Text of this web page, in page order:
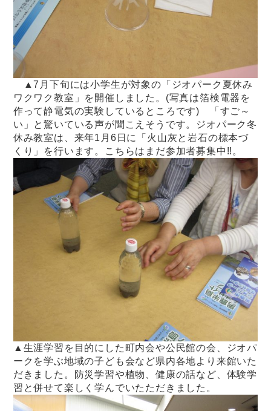
▲7月下旬には小学生が対象の「ジオパーク夏休み
ワクワク教室」を開催しました。(写真は箔検電器を
作って静電気の実験しているところです) 「すご～
い」と驚いている声が聞こえそうです。ジオパーク冬
休み教室は、来年1月6日に「火山灰と岩石の標本づ
くり」を行います。こちらはまだ参加者募集中!!。
▲生涯学習を目的にした町内会や公民館の会、ジオパ
ークを学ぶ地域の子ども会など県内各地より来館いた
だきました。防災学習や植物、健康の話など、体験学
習と併せて楽しく学んでいたただきました。